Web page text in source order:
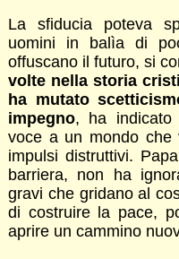
La sfiducia poteva
uomini in balìa di
offuscano il futuro, si
volte nella storia
ha mutato
impegno, ha indicato
voce a un mondo che
impulsi distruttivi.
barriera, non ha
gravi che gridano al
di costruire la pace,
aprire un cammino